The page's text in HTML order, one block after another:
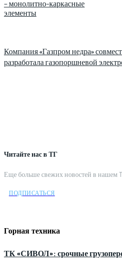
Читайте нас в ТГ
Еще больше свежих новостей в нашем
ПОДПИСАТЬСЯ
Горная техника
ТК «СИВОЛ»: срочные
– монолитно-каркасные
элементы
Компания «Газпром недра»
разработала газопоршневой